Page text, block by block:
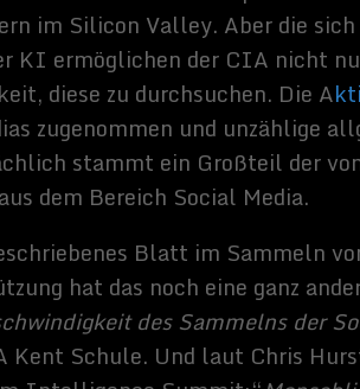
KI-
gar ein
die in der
als jedes
nach
:“Wer in